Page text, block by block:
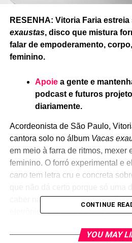
RESENHA: Vitoria Faria
exaustas, disco que mistura
falar de empoderamento,
feminino.
Apoie a gente e
podcast e futuros
diariamente.
Acordeonista de São Paulo,
cantora solo no álbum Vacas
em meio à farra de ritmos, mexer
feminino. O forró experimental e
cano tem letra cru e concreta
caber na vida da outra.Asas à
eletrônico pra falar de
Ferro – em meio a versos como
CONTINUE
YOU MAY